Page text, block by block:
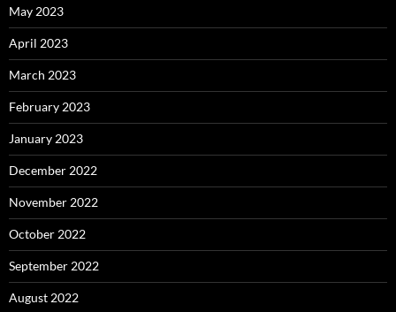
May 2023
April 2023
March 2023
February 2023
January 2023
December 2022
November 2022
October 2022
September 2022
August 2022